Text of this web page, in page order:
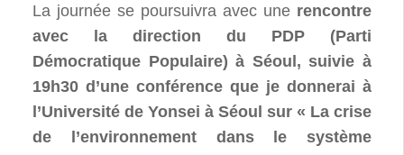
La journée se poursuivra avec une rencontre
avec la direction du PDP (Parti
Démocratique Populaire) à Séoul, suivie à
19h30 d’une conférence que je donnerai à
l’Université de Yonsei à Séoul sur « La crise
de l’environnement dans le système